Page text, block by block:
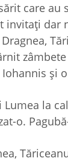
care
invitaţi dar
şi
la
o.